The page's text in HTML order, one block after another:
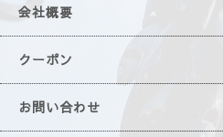
会社概要
クーポン
お問い合わせ